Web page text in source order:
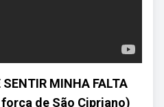
SENTIR MINHA FALTA
força de São Cipriano)